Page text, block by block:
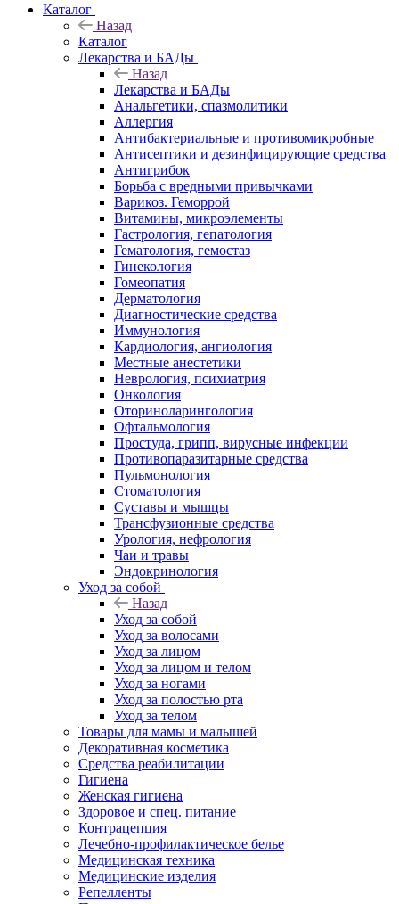
Каталог
Назад
Каталог
Лекарства и БАДы
Назад
Лекарства и БАДы
Анальгетики, спазмолитики
Аллергия
Антибактериальные и противомикробные
Антисептики и дезинфицирующие средства
Антигрибок
Борьба с вредными привычками
Варикоз. Геморрой
Витамины, микроэлементы
Гастрология, гепатология
Гематология, гемостаз
Гинекология
Гомеопатия
Дерматология
Диагностические средства
Иммунология
Кардиология, ангиология
Местные анестетики
Неврология, психиатрия
Онкология
Оториноларингология
Офтальмология
Простуда, грипп, вирусные инфекции
Противопаразитарные средства
Пульмонология
Стоматология
Суставы и мышцы
Трансфузионные средства
Урология, нефрология
Чаи и травы
Эндокринология
Уход за собой
Назад
Уход за собой
Уход за волосами
Уход за лицом
Уход за лицом и телом
Уход за ногами
Уход за полостью рта
Уход за телом
Товары для мамы и малышей
Декоративная косметика
Средства реабилитации
Гигиена
Женская гигиена
Здоровое и спец. питание
Контрацепция
Лечебно-профилактическое белье
Медицинская техника
Медицинские изделия
Репелленты